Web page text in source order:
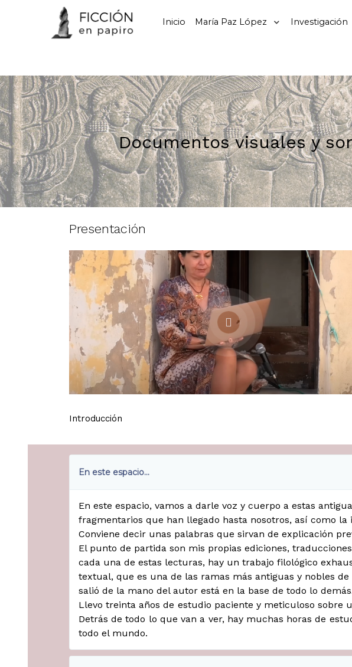
Inicio María Paz López Investigación
Documentos visuales y
Presentación
Introducción
En este espacio...
En este espacio, vamos a darle voz y cuerpo a estas
fragmentarios que han llegado hasta nosotros, así como
Conviene decir unas palabras que sirvan de explicación
El punto de partida son mis propias ediciones,
cada una de estas lecturas, hay un trabajo filológico
textual, que es una de las ramas más antiguas y nobles
salió de la mano del autor está en la base de todo lo
Llevo treinta años de estudio paciente y meticuloso sobre
Detrás de todo lo que van a ver, hay muchas horas de
todo el mundo.